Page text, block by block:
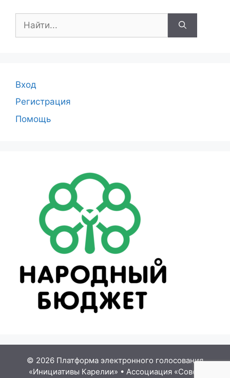
Вход
Регистрация
Помощь
© 2026 Платформа электронного голосования
«Инициативы Карелии» • Ассоциация «Совет